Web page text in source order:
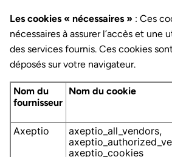
Les cookies « nécessaires » : Ces
nécessaires à assurer l’accès et une
des services fournis. Ces cookies
déposés sur votre navigateur.
Nom du
fournisseur
Nom du cookie
Axeptio
axeptio_all_vendors,
axeptio_cookies